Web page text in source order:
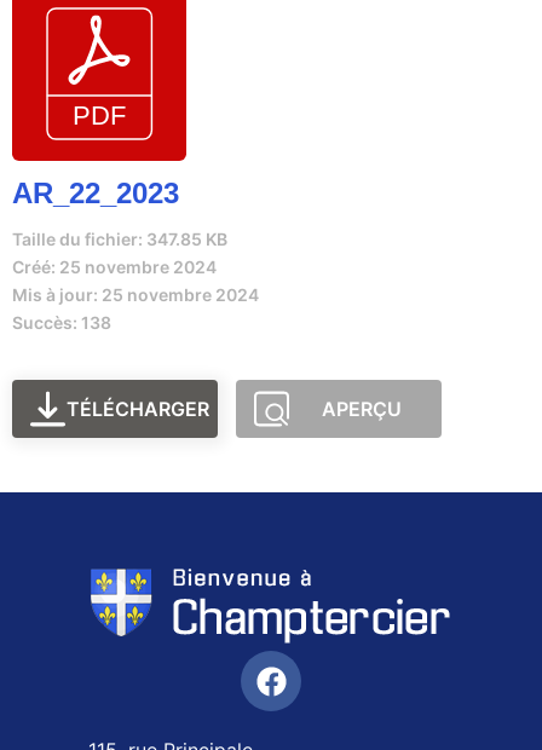
AR_22_2023
Taille du fichier: 347.85 KB
Créé: 25 novembre 2024
Mis à jour: 25 novembre 2024
Succès: 138
TÉLÉCHARGER APERÇU